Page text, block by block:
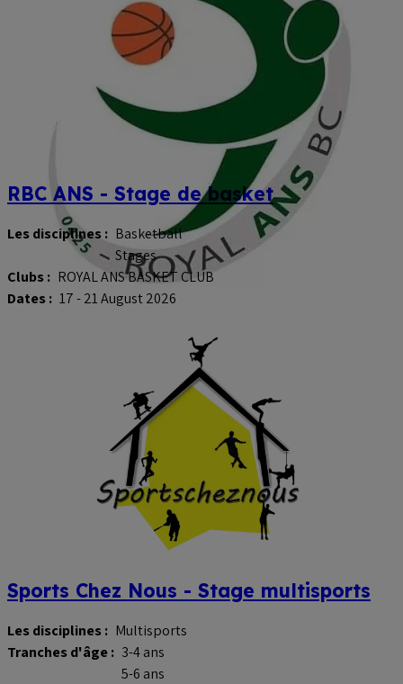
RBC ANS - Stage de basket
Les disciplines : Basketball
Stages
Clubs : ROYAL ANS BASKET CLUB
Dates : 17 - 21 August 2026
Sports Chez Nous - Stage multisports
Les disciplines : Multisports
Tranches d'âge : 3-4 ans
5-6 ans